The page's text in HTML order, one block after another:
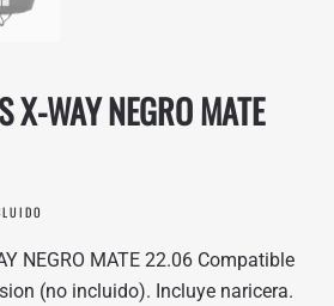
X-WAY NEGRO MATE
NEGRO MATE 22.06 Compatible
(no incluido). Incluye naricera.